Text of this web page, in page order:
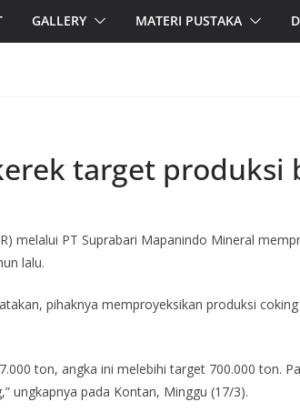
GALLERY MATERI PUSTAKA
target produksi
melalui PT Suprabari Mapanindo Mineral
lalu.
pihaknya memproyeksikan produksi
ton, angka ini melebihi target 700.000 ton.
ungkapnya pada Kontan, Minggu (17/3).